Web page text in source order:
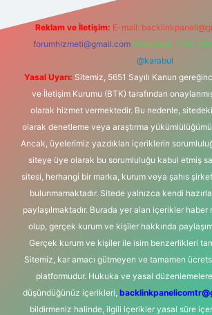
Reklam ve İletişim: E-mail:
forumhizmeti@gmail.com Whatsapp: 0262
@karabul
Yasal Uyarı: Sitemiz, 5651 Sayılı Kanun
ve İletişim Kurumu (BTK) tarafından
olarak hizmet vermektedir. Bu nedenle,
olarak denetleme veya araştırma
Ancak, üyelerimiz yazdıkları içeriklerin
siteye üye olarak bu sorumluluğu kabul etmiş
sitesi, herhangi bir marka, kurum veya şahıs
bulunmamaktadır. Sitede yalnızca kendi
paylaşılmaktadır. Burada yer alan içerikler haber
olup, gerçek kurum ve kişiler hakkında
Gerçek kurum ve kişiler ile isim benzerlikleri
Sitemiz, kar amacı gütmeyen ve tamamen
platformudur. Hukuka ve yasal düzenlemelere
düşündüğünüz içerikleri,
bildirmeniz halinde, ilgili içerikler yasal süre